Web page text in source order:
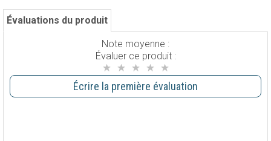
Évaluations du produit
Note moyenne :
Évaluer ce produit :
Écrire la première évaluation